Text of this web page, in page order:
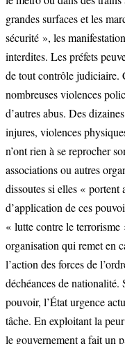
grandes surfaces et les
sécurité », les
interdites. Les préfets
de tout contrôle judiciaire.
nombreuses violences
d’autres abus. Des
injures, violences
n’ont rien à se reprocher
associations ou autres
dissoutes si elles «
d’application de ces
« lutte contre le terrorisme
organisation qui remet en
l’action des forces de
déchéances de
pouvoir, l’État urgence
tâche. En exploitant la
le gouvernement a fait un